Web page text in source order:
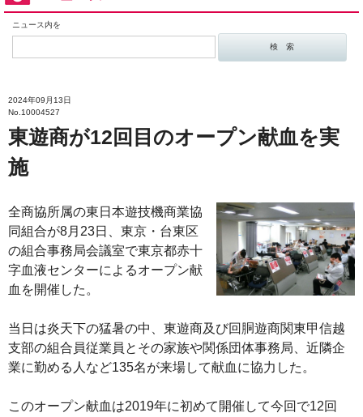
ニュース内を
2024年09月13日
No.10004527
東遊商が12回目のオープン献血を実
施
全商協所属の東日本遊技機商業協
同組合が8月23日、東京・台東区
の組合事務局会議室で東京都赤十
字血液センターによるオープン献
血を開催した。
当日は炎天下の猛暑の中、東遊商及び回胴遊商関東甲信越
支部の組合員従業員とその家族や関係団体事務局、近隣企
業に勤める人など135名が来場して献血に協力した。
このオープン献血は2019年に初めて開催して今回で12回